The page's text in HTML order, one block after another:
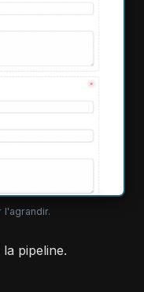
l'agrandir.
pipeline.